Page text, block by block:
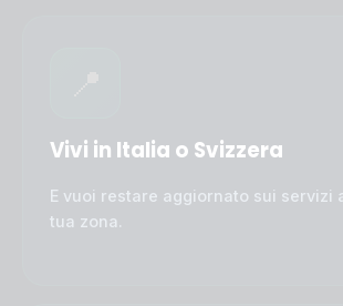
Vivi in Italia o Svizzera
E vuoi restare aggiornato sui servizi
tua zona.